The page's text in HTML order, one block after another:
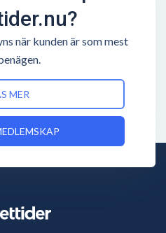
när kunden är som mest
MER